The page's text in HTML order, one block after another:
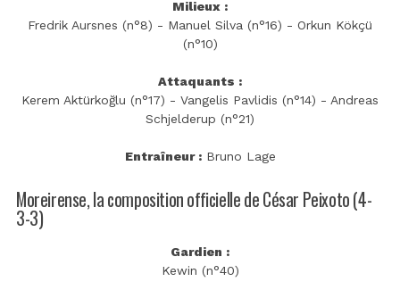
Milieux :
Fredrik Aursnes (n°8) - Manuel Silva (n°16) - Orkun Kökçü
(n°10)
Attaquants :
Kerem Aktürkoğlu (n°17) - Vangelis Pavlidis (n°14) - Andreas
Schjelderup (n°21)
Entraîneur :Bruno Lage
Moreirense, la composition officielle de César Peixoto (4-
3-3)
Gardien :
Kewin (n°40)